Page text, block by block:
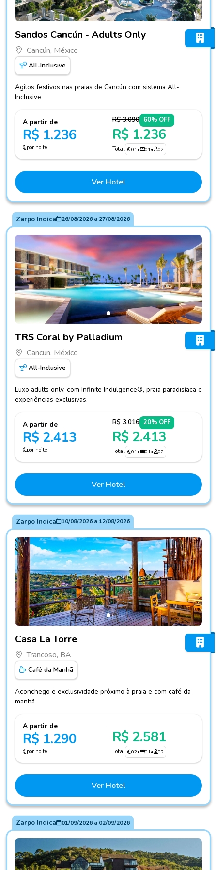
Sandos Cancún - Adults Only
Cancún, México
All-Inclusive
Agitos festivos nas praias de Cancún com sistema All-
Inclusive
A partir de
R$ 1.236
por noite
R$ 3.090 60% OFF
R$ 1.236
Total 01• 01• 02
Ver Hotel
Zarpo Indica 26/08/2026a 27/08/2026
TRS Coral by Palladium
Cancun, México
All-Inclusive
Luxo adults only, com Infinite Indulgence®, praia paradisíaca e
experiências exclusivas.
A partir de
R$ 2.413
por noite
R$ 3.016 20% OFF
R$ 2.413
Total 01• 01• 02
Ver Hotel
Zarpo Indica 10/08/2026a 12/08/2026
Casa La Torre
Trancoso, BA
Café da Manhã
Aconchego e exclusividade próximo à praia e com café da
manhã
A partir de
R$ 1.290
por noite
R$ 2.581
Total 02• 01• 02
Ver Hotel
Zarpo Indica 01/09/2026a 02/09/2026